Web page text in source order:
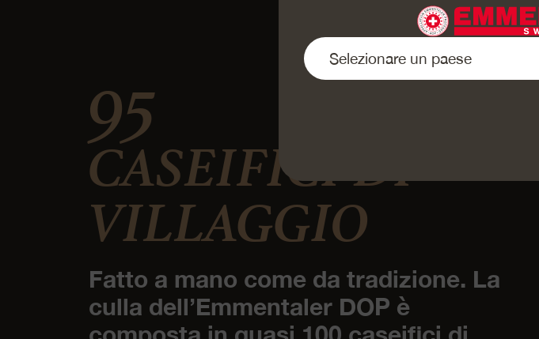
95
CASEIFICI DI
VILLAGGIO
Fatto a mano come da tradizione. La
culla dell’Emmentaler DOP è